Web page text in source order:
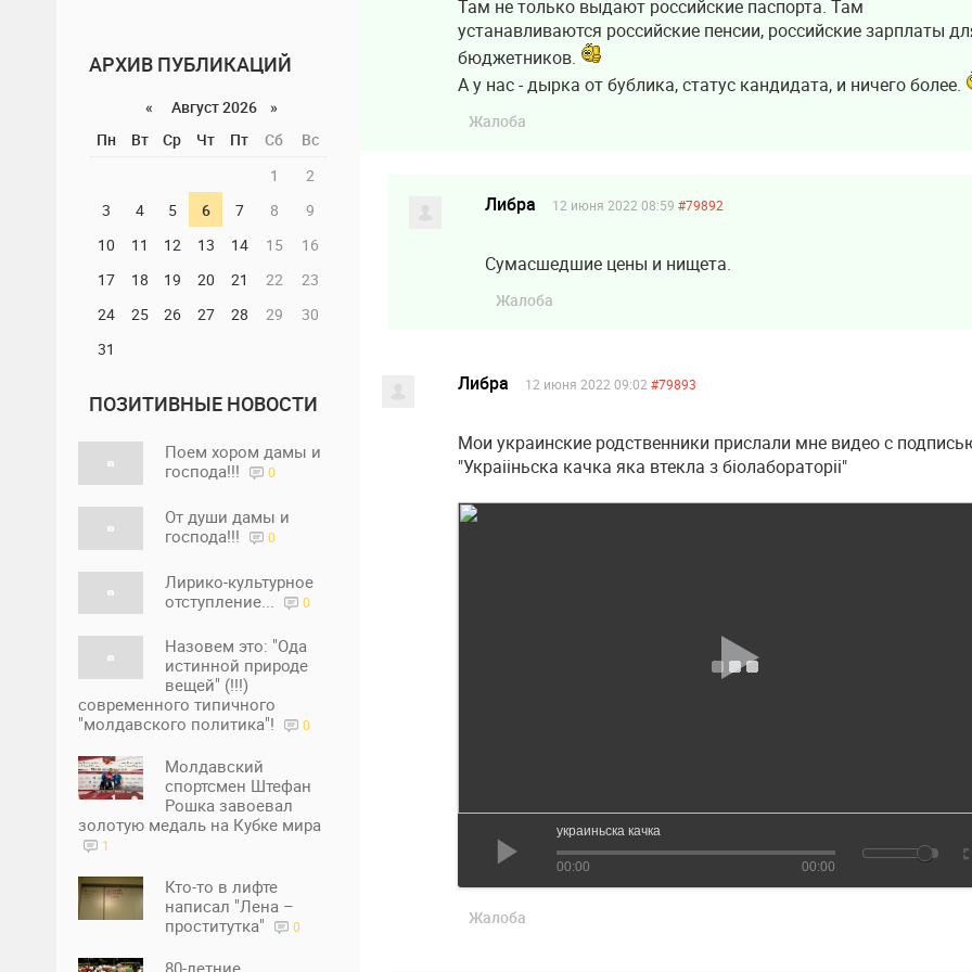
АРХИВ ПУБЛИКАЦИЙ
«
Август 2026 »
Пн
Вт Ср Чт Пт Сб
Вс
1
2
3
4 5 6 7 8
9
10
11 12 13 14 15
16
17
18 19 20 21 22
23
24
25 26 27 28 29
30
31
ПОЗИТИВНЫЕ НОВОСТИ
Поем хором дамы и
господа!!!
0
От души дамы и
господа!!!
0
Лирико-культурное
отступление...
0
Назовем это: "Ода
истинной природе
вещей" (!!!)
современного типичного
"молдавского политика"!
0
Молдавский
спортсмен Штефан
Рошка завоевал
золотую медаль на Кубке мира
1
Кто-то в лифте
написал "Лена –
проститутка"
0
Там не только выдают российские паспорта. Там
устанавливаются российские пенсии, российские зарплаты
бюджетников.
А у нас - дырка от бублика, статус кандидата, и ничего более.
Жалоба
Либра 12 июня 2022 08:59 #79892
Сумасшедшие цены и нищета.
Жалоба
Либра 12 июня 2022 09:02 #79893
Мои украинские родственники прислали мне видео с
"Украiiньска качка яка втекла з бiолабораторii"
украиньска качка
00:00 00:00
Жалоба